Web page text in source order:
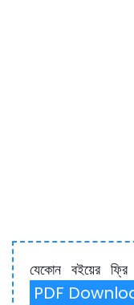
যেকোন বইয়ের
PDF